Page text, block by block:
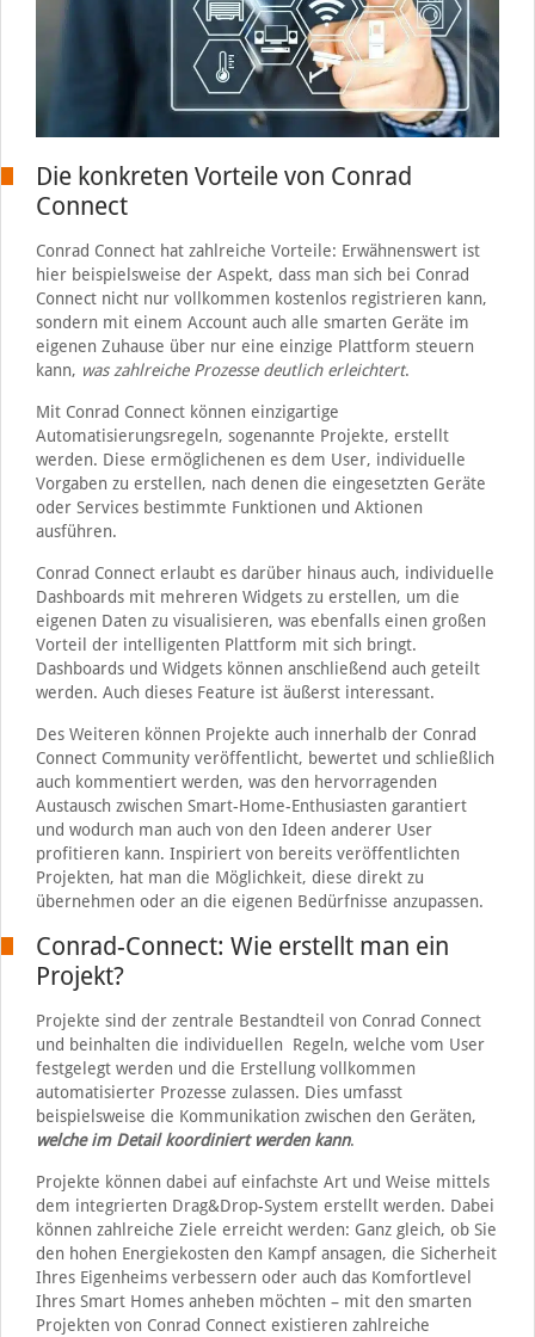
Die konkreten Vorteile von Conrad
Connect
Conrad Connect hat zahlreiche Vorteile: Erwähnenswert ist
hier beispielsweise der Aspekt, dass man sich bei Conrad
Connect nicht nur vollkommen kostenlos registrieren kann,
sondern mit einem Account auch alle smarten Geräte im
eigenen Zuhause über nur eine einzige Plattform steuern
kann, was zahlreiche Prozesse deutlich erleichtert.
Mit Conrad Connect können einzigartige
Automatisierungsregeln, sogenannte Projekte, erstellt
werden. Diese ermöglichenen es dem User, individuelle
Vorgaben zu erstellen, nach denen die eingesetzten Geräte
oder Services bestimmte Funktionen und Aktionen
ausführen.
Conrad Connect erlaubt es darüber hinaus auch, individuelle
Dashboards mit mehreren Widgets zu erstellen, um die
eigenen Daten zu visualisieren, was ebenfalls einen großen
Vorteil der intelligenten Plattform mit sich bringt.
Dashboards und Widgets können anschließend auch geteilt
werden. Auch dieses Feature ist äußerst interessant.
Des Weiteren können Projekte auch innerhalb der Conrad
Connect Community veröffentlicht, bewertet und schließlich
auch kommentiert werden, was den hervorragenden
Austausch zwischen Smart-Home-Enthusiasten garantiert
und wodurch man auch von den Ideen anderer User
profitieren kann. Inspiriert von bereits veröffentlichten
Projekten, hat man die Möglichkeit, diese direkt zu
übernehmen oder an die eigenen Bedürfnisse anzupassen.
Conrad-Connect: Wie erstellt man ein
Projekt?
Projekte sind der zentrale Bestandteil von Conrad Connect
und beinhalten die individuellen Regeln, welche vom User
festgelegt werden und die Erstellung vollkommen
automatisierter Prozesse zulassen. Dies umfasst
beispielsweise die Kommunikation zwischen den Geräten,
welche im Detail koordiniert werden kann.
Projekte können dabei auf einfachste Art und Weise mittels
dem integrierten Drag&Drop-System erstellt werden. Dabei
können zahlreiche Ziele erreicht werden: Ganz gleich, ob Sie
den hohen Energiekosten den Kampf ansagen, die Sicherheit
Ihres Eigenheims verbessern oder auch das Komfortlevel
Ihres Smart Homes anheben möchten – mit den smarten
Projekten von Conrad Connect existieren zahlreiche